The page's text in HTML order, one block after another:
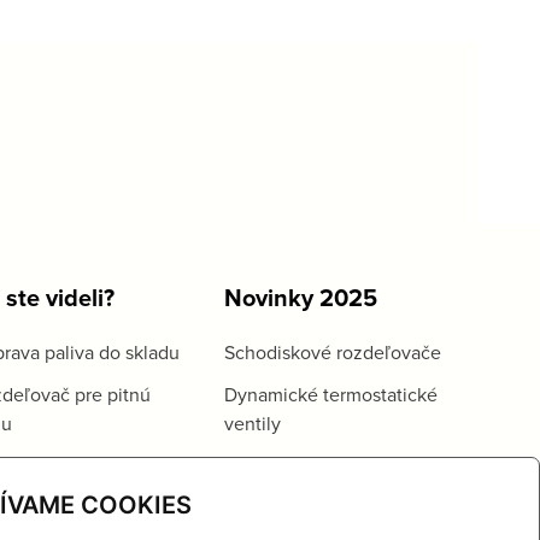
COOKIES
videli?
paliva do skladu
pre pitnú
Novinky 2025
Schodiskové rozdeľovače
Dynamické termostatické
ventily